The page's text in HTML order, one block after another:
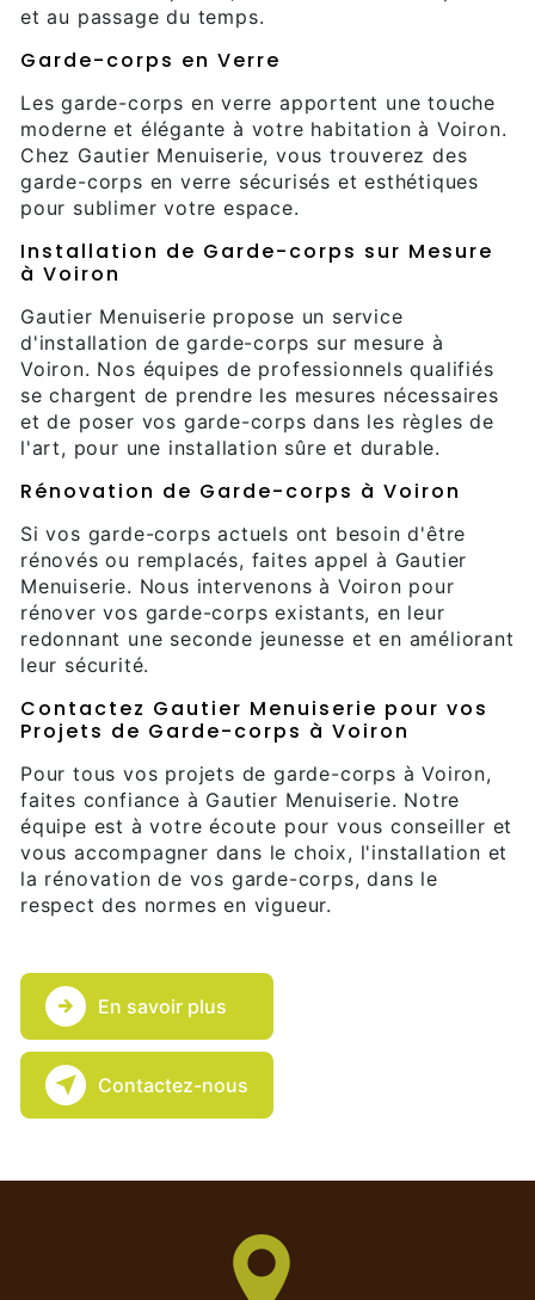
et au passage du temps.
Garde-corps en Verre
Les garde-corps en verre apportent une touche
moderne et élégante à votre habitation à Voiron.
Chez Gautier Menuiserie, vous trouverez des
garde-corps en verre sécurisés et esthétiques
pour sublimer votre espace.
Installation de Garde-corps sur Mesure
à Voiron
Gautier Menuiserie propose un service
d'installation de garde-corps sur mesure à
Voiron. Nos équipes de professionnels qualifiés
se chargent de prendre les mesures nécessaires
et de poser vos garde-corps dans les règles de
l'art, pour une installation sûre et durable.
Rénovation de Garde-corps à Voiron
Si vos garde-corps actuels ont besoin d'être
rénovés ou remplacés, faites appel à Gautier
Menuiserie. Nous intervenons à Voiron pour
rénover vos garde-corps existants, en leur
redonnant une seconde jeunesse et en améliorant
leur sécurité.
Contactez Gautier Menuiserie pour vos
Projets de Garde-corps à Voiron
Pour tous vos projets de garde-corps à Voiron,
faites confiance à Gautier Menuiserie. Notre
équipe est à votre écoute pour vous conseiller et
vous accompagner dans le choix, l'installation et
la rénovation de vos garde-corps, dans le
respect des normes en vigueur.
En savoir plus
Contactez-nous